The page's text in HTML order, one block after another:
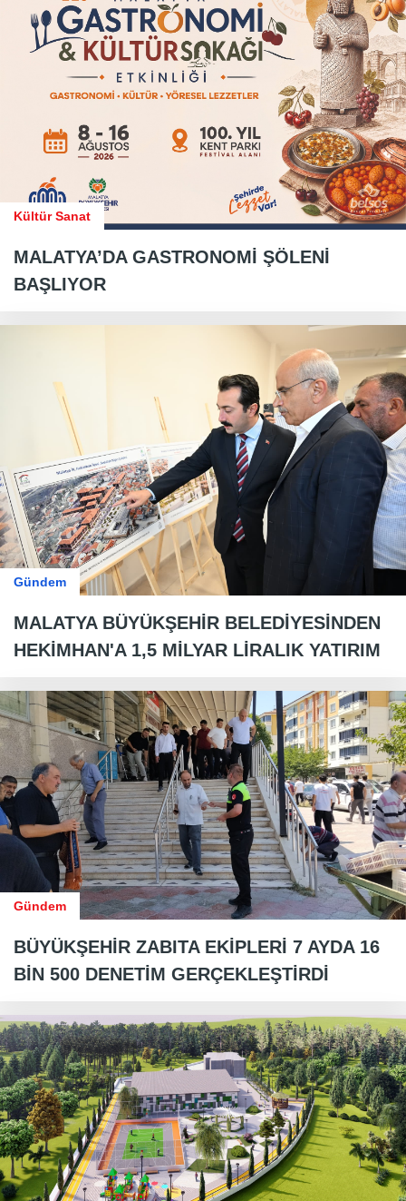
Kültür Sanat
MALATYA’DA GASTRONOMİ ŞÖLENİ
BAŞLIYOR
Gündem
MALATYA BÜYÜKŞEHİR BELEDİYESİNDEN
HEKİMHAN'A 1,5 MİLYAR LİRALIK YATIRIM
Gündem
BÜYÜKŞEHİR ZABITA EKİPLERİ 7 AYDA 16
BİN 500 DENETİM GERÇEKLEŞTİRDİ